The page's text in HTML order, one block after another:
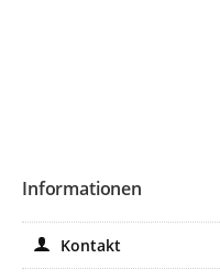
Informationen
Kontakt